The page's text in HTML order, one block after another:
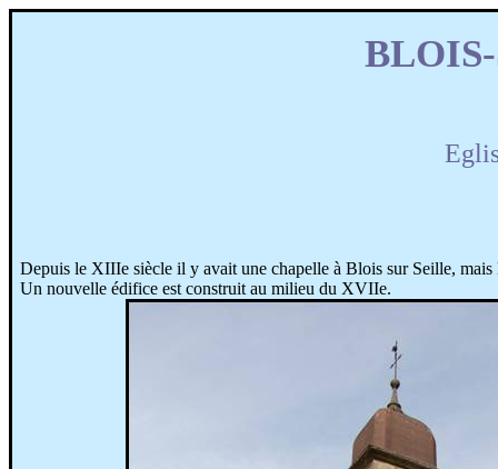
Depuis le XIIIe siècle il y avait une chapelle à Blois sur Seille, mais
Unnouvelle édifice est construit au milieu du XVIIe.